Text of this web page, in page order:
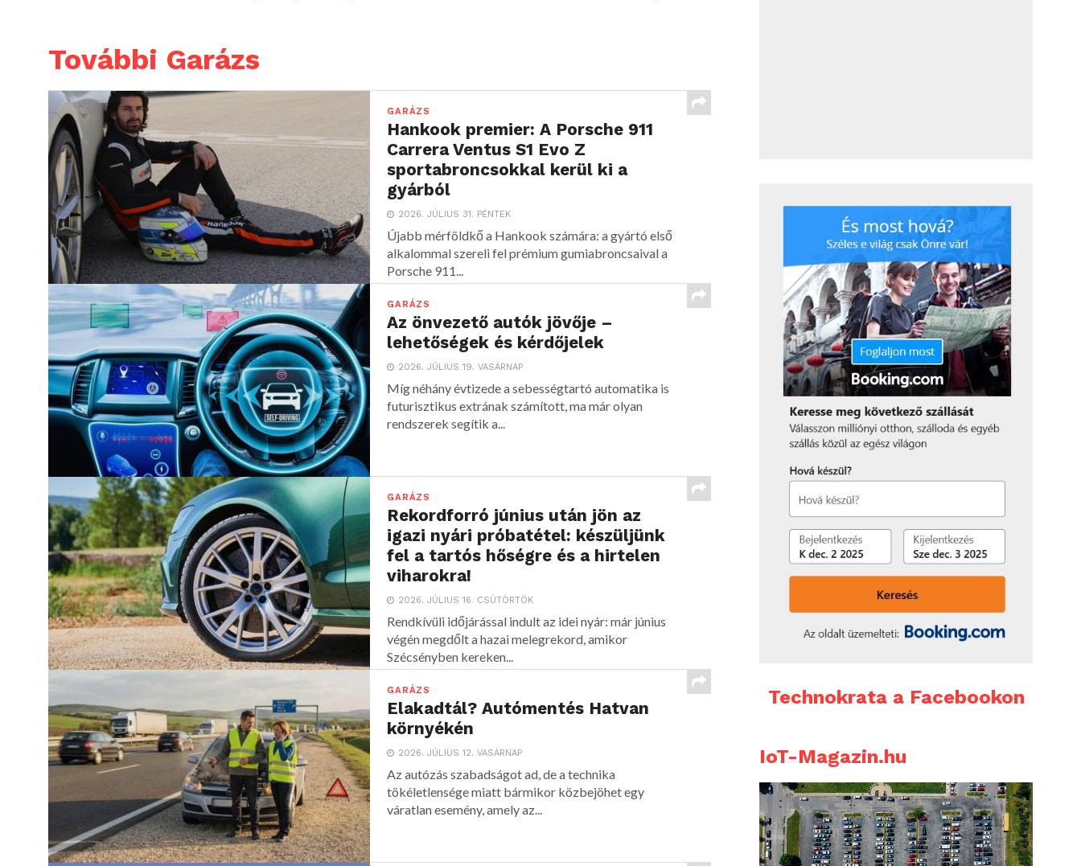
További Garázs
GARÁZS
Hankook premier: A Porsche 911
Carrera Ventus S1 Evo Z
sportabroncsokkal kerül ki a
gyárból
2026. JÚLIUS 31. PÉNTEK
Újabb mérföldkő a Hankook számára: a gyártó első
alkalommal szereli fel prémium gumiabroncsaival a
Porsche 911...
GARÁZS
Az önvezető autók jövője –
lehetőségek és kérdőjelek
2026. JÚLIUS 19. VASÁRNAP
Míg néhány évtizede a sebességtartó automatika is
futurisztikus extrának számított, ma már olyan
rendszerek segítik a...
GARÁZS
Rekordforró június után jön az
igazi nyári próbatétel: készüljünk
fel a tartós hőségre és a hirtelen
viharokra!
2026. JÚLIUS 16. CSÜTÖRTÖK
Rendkívüli időjárással indult az idei nyár: már június
végén megdőlt a hazai melegrekord, amikor
Szécsényben kereken...
GARÁZS
Elakadtál? Autómentés Hatvan
környékén
2026. JÚLIUS 12. VASÁRNAP
Az autózás szabadságot ad, de a technika
tökéletlensége miatt bármikor közbejöhet egy
váratlan esemény, amely az...
Technokrata a Facebookon
IoT-Magazin.hu